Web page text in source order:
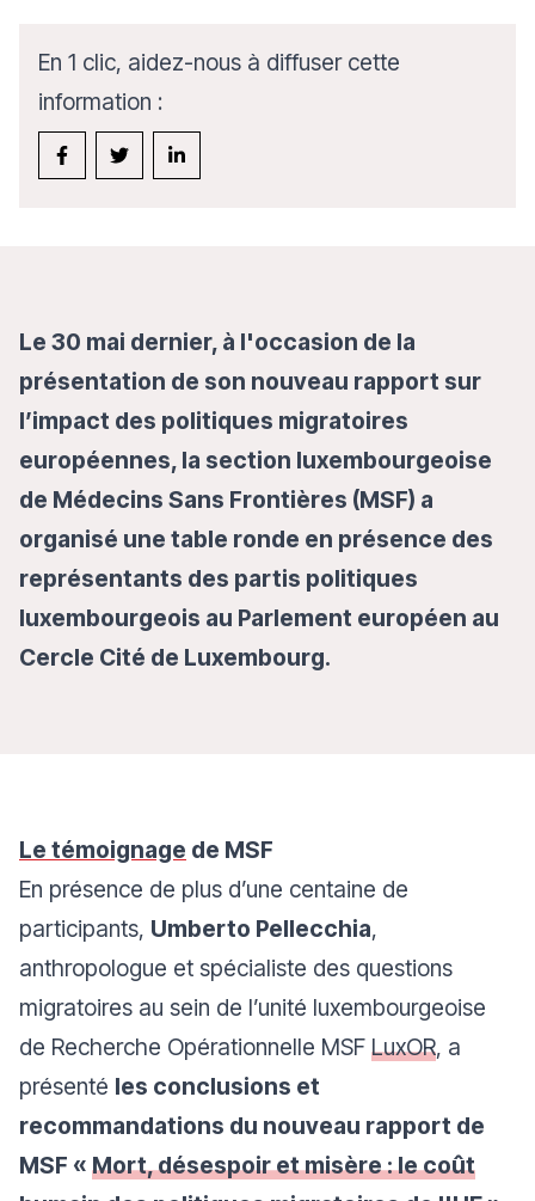
En 1 clic, aidez-nous à diffuser cette
information :
Le 30 mai dernier, à l'occasion de la
présentation de son nouveau rapport sur
l’impact des politiques migratoires
européennes, la section luxembourgeoise
de Médecins Sans Frontières (MSF) a
organisé une table ronde en présence des
représentants des partis politiques
luxembourgeois au Parlement européen au
Cercle Cité de Luxembourg.
Le témoignage de MSF
En présence de plus d’une centaine de
participants, Umberto Pellecchia,
anthropologue et spécialiste des questions
migratoires au sein de l’unité luxembourgeoise
de Recherche Opérationnelle MSF LuxOR, a
présenté les conclusions et
recommandations du nouveau rapport de
MSF « Mort, désespoir et misère : le coût